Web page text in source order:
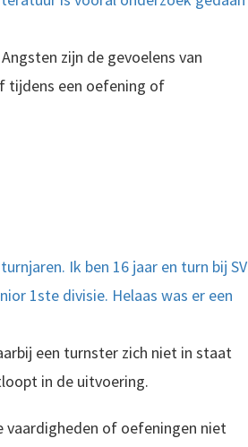
zijn de gevoelens van
tijdens een oefening of
Ik ben 16 jaar en turn bij SV
1ste divisie. Helaas was er een
een turnster zich niet in staat
in de uitvoering.
vaardigheden of oefeningen niet